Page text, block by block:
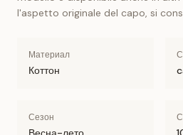
l'aspetto originale del capo, si
Материал
Коттон
Сезон